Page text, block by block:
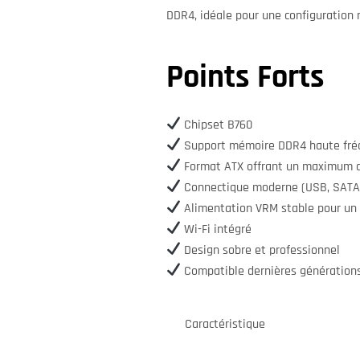
DDR4, idéale pour une configuration
Points Forts
Chipset B760
Support mémoire DDR4 haute
Format ATX offrant un maximum
Connectique moderne (USB,
Alimentation VRM stable pour
Wi-Fi intégré
Design sobre et professionnel
Compatible dernières générations
Caractéristique